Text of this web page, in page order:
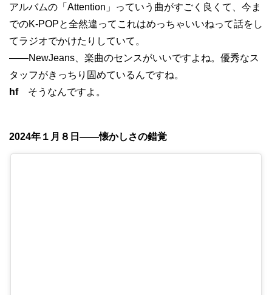
アルバムの「Attention」っていう曲がすごく良くて、今ま
でのK-POPと全然違ってこれはめっちゃいいねって話をし
てラジオでかけたりしていて。
——NewJeans、楽曲のセンスがいいですよね。優秀なス
タッフがきっちり固めているんですね。
hfそうなんですよ。
2024年１月８日——懐かしさの錯覚